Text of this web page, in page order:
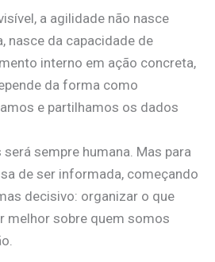
a agilidade não nasce
nasce da capacidade de
interno em ação concreta,
da forma como
e partilhamos os dados
sempre humana. Mas para
de ser informada, começando
decisivo: organizar o que
melhor sobre quem somos